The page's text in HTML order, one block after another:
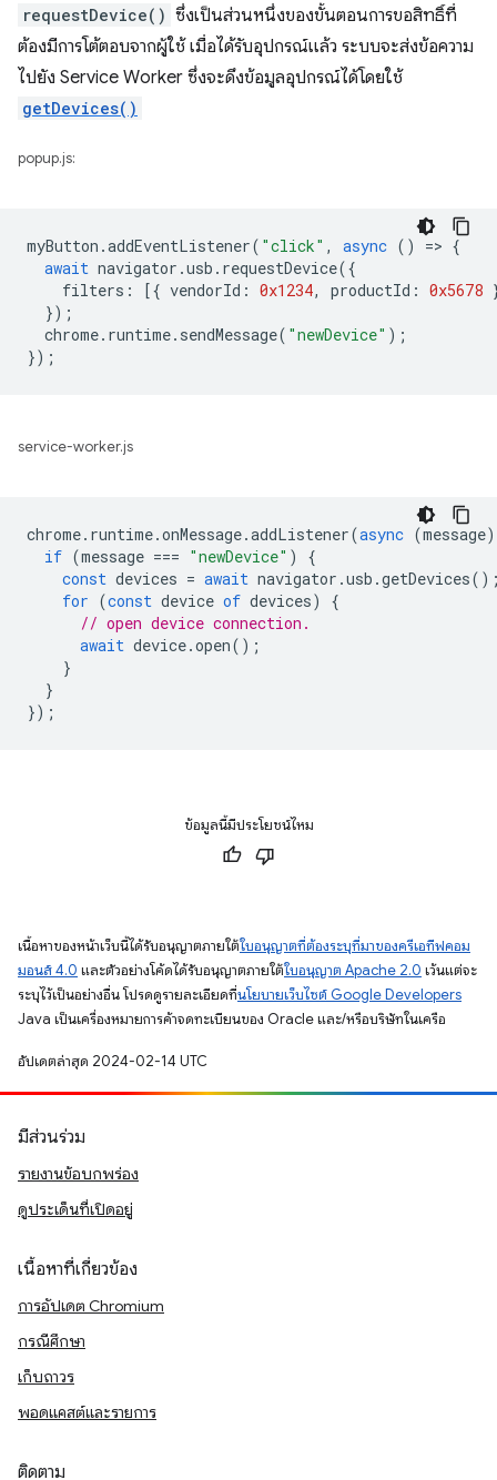
requestDevice() ซึ่งเป็นส่วนหนึ่งของขั้นตอนการขอสิทธิ์ที่
ต้องมีการโต้ตอบจากผู้ใช้ เมื่อได้รับอุปกรณ์แล้ว ระบบจะส่งข้อความ
ไปยัง Service Worker ซึ่งจะดึงข้อมูลอุปกรณ์ได้โดยใช้
getDevices()
popup.js:
myButton .addEventListener( "click" , async () => {
await navigator .usb . requestDevice({
filters : [{ vendorId : 0x1234, productId : 0x5678
});
chrome. runtime. sendMessage( "newDevice" );
});
service-worker.js
chrome. runtime.onMessage.addListener(async (message)
if (message === "newDevice" )
{
const devices = await navigator .usb .getDevices
for (const device of devices)
{
// open device connection.
await device.open();
}
}
});
ข้อมูลนี้มีประโยชน์ไหม
เนื้อหาของหน้าเว็บนี้ได้รับอนุญาตภายใต้ใบอนุญาตที่ต้องระบุที่มาของครีเอทีฟคอม
มอนส์ 4.0 และตัวอย่างโค้ดได้รับอนุญาตภายใต้ใบอนุญาต Apache 2.0 เว้นแต่จะ
ระบุไว้เป็นอย่างอื่น โปรดดูรายละเอียดที่นโยบายเว็บไซต์ Google Developers
Java เป็นเครื่องหมายการค้าจดทะเบียนของ Oracle และ/หรือบริษัทในเครือ
อัปเดตล่าสุด 2024-02-14 UTC
มีส่วนร่วม
รายงานข้อบกพร่อง
ดูประเด็นที่เปิดอยู่
เนื้อหาที่เกี่ยวข้อง
การอัปเดต Chromium
กรณีศึกษา
เก็บถาวร
พอดแคสต์และรายการ
ติดตาม